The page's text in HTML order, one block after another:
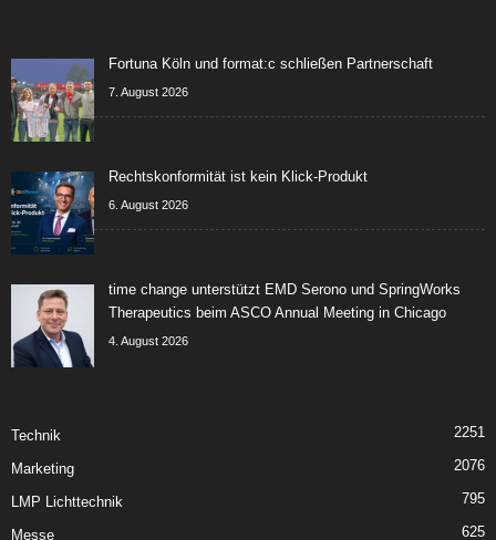
Fortuna Köln und format:c schließen Partnerschaft
7. August 2026
Rechtskonformität ist kein Klick-Produkt
6. August 2026
time change unterstützt EMD Serono und SpringWorks
Therapeutics beim ASCO Annual Meeting in Chicago
4. August 2026
Technik 2251
Marketing 2076
LMP Lichttechnik 795
Messe 625